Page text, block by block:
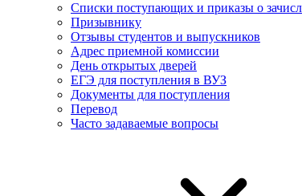
Списки поступающих и приказы о
Призывнику
Отзывы студентов и выпускников
Адрес приемной комиссии
День открытых дверей
ЕГЭ для поступления в ВУЗ
Документы для поступления
Перевод
Часто задаваемые вопросы